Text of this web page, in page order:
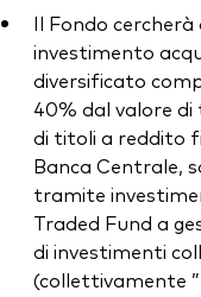
Il Fondo
investimento
diversificato
40% dal valore
di titoli a reddito
Banca Centrale,
tramite
Traded Fund a
di investimenti
(collettivamente